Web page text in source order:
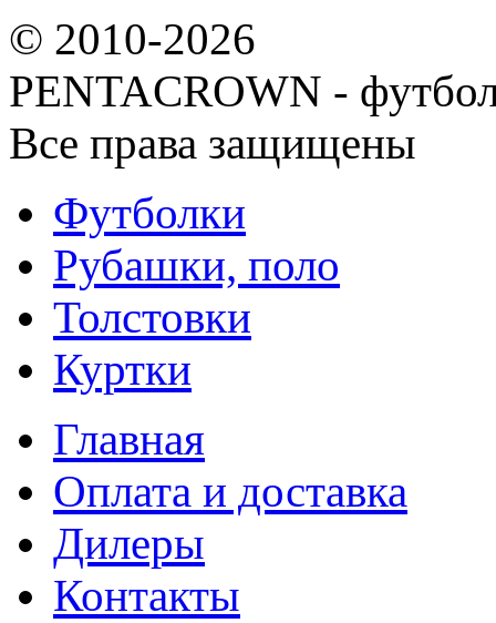
© 2010-2026
PENTACROWN -
Все права защищены
Футболки
Рубашки, поло
Толстовки
Куртки
Главная
Оплата и доставка
Дилеры
Контакты